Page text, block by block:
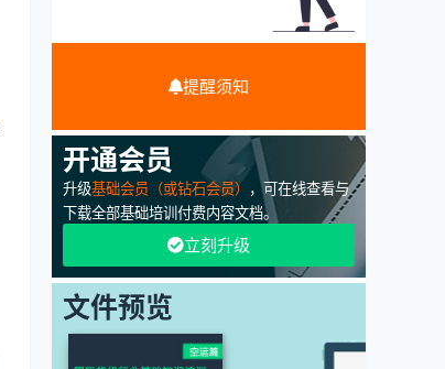
提醒须知
开通会员
升级基础会员（或钻石会员）
，可在线查看与
下载全部基础培训付费内容文档。
立刻升级
文件预览